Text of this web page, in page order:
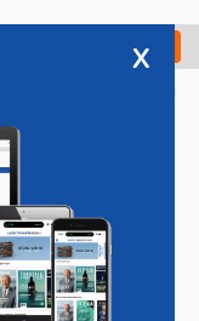
Check in
Vacatures
x